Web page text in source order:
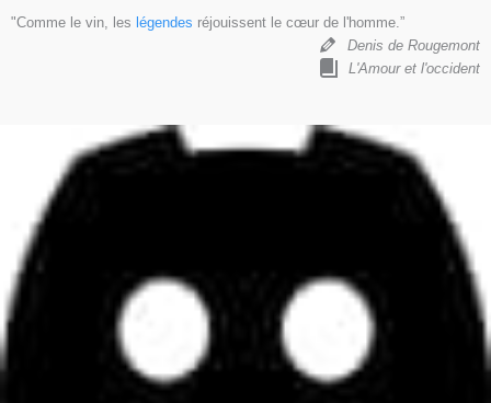
"Comme le vin, les légendes réjouissent le cœur de l'homme.”
Denis de Rougemont
L'Amour et l'occident